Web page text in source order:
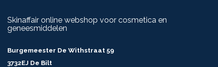
Skinaffair online webshop voor cosmetica en
geneesmiddelen
Burgemeester De Withstraat 59
3732EJ De Bilt